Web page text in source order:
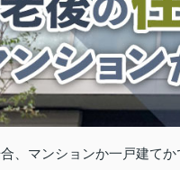
、マンションか一戸建てか